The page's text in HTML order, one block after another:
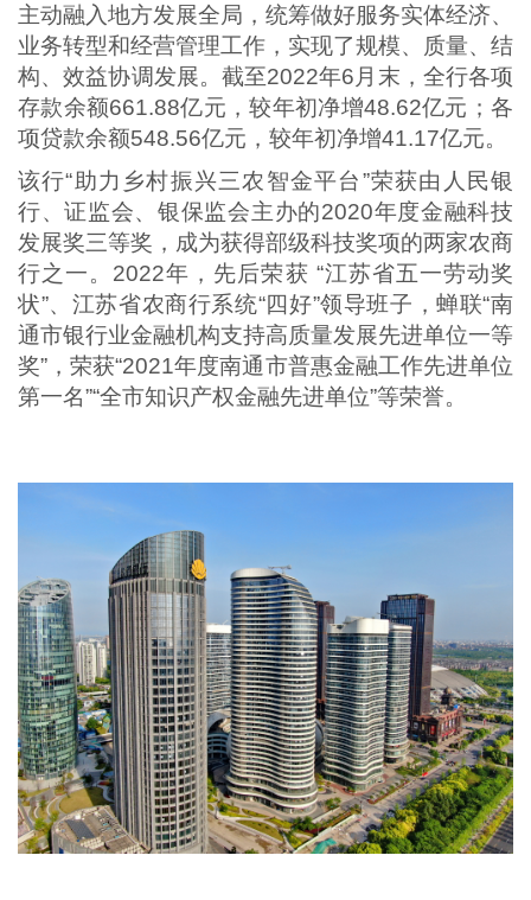
主动融入地方发展全局，统筹做好服务实体经济、
业务转型和经营管理工作，实现了规模、质量、结
构、效益协调发展。截至2022年6月末，全行各项
存款余额661.88亿元，较年初净增48.62亿元；各
项贷款余额548.56亿元，较年初净增41.17亿元。
该行“助力乡村振兴三农智金平台”荣获由人民银
行、证监会、银保监会主办的2020年度金融科技
发展奖三等奖，成为获得部级科技奖项的两家农商
行之一。2022年，先后荣获 “江苏省五一劳动奖
状”、江苏省农商行系统“四好”领导班子，蝉联“南
通市银行业金融机构支持高质量发展先进单位一等
奖”，荣获“2021年度南通市普惠金融工作先进单位
第一名”“全市知识产权金融先进单位”等荣誉。